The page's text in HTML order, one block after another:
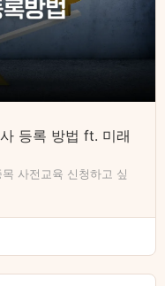
등록 방법 ft. 미래
사전교육 신청하고 싶